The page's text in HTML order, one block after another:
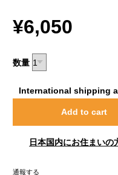
¥6,050
数量
International shipping
Add to cart
日本国内にお住まいの
通報する